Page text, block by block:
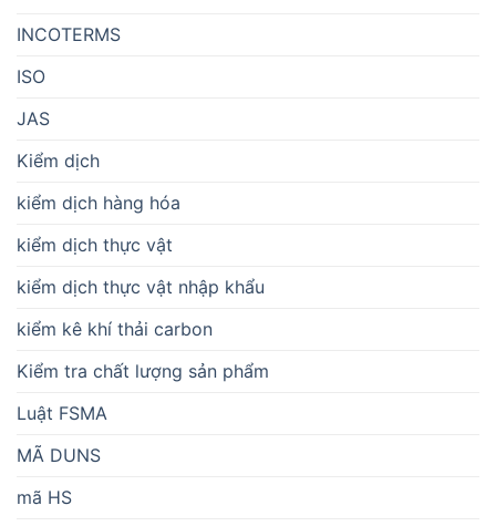
INCOTERMS
ISO
JAS
Kiểm dịch
kiểm dịch hàng hóa
kiểm dịch thực vật
kiểm dịch thực vật nhập khẩu
kiểm kê khí thải carbon
Kiểm tra chất lượng sản phẩm
Luật FSMA
MÃ DUNS
mã HS